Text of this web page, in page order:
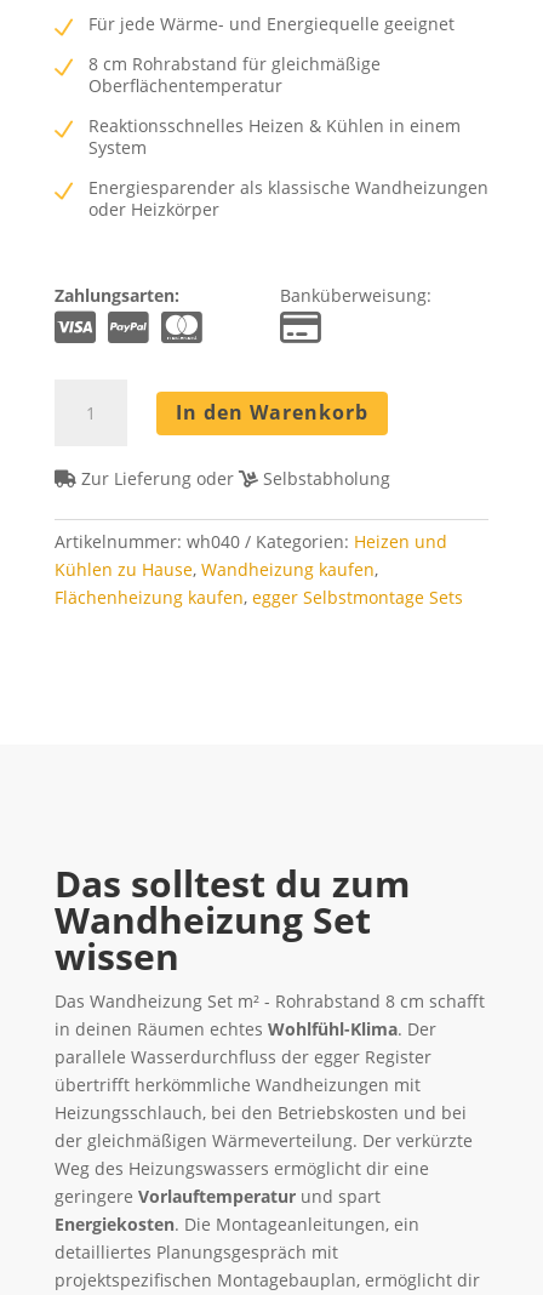
Für jede Wärme- und Energiequelle geeignet
8 cm Rohrabstand für gleichmäßige
Oberflächentemperatur
Reaktionsschnelles Heizen & Kühlen in einem
System
Energiesparender als klassische Wandheizungen
oder Heizkörper
Zahlungsarten: Banküberweisung:
Wandheizung
m²
Rohrabstand
8
cm
In den Warenkorb
Zur Lieferung oder Selbstabholung
Artikelnummer: wh040 Kategorien: Heizen und
Kühlen zu Hause, Wandheizung kaufen,
Flächenheizung kaufen, egger Selbstmontage Sets
Das solltest du zum
Wandheizung Set
wissen
Das Wandheizung Set m² - Rohrabstand 8 cm schafft
in deinen Räumen echtes Wohlfühl-Klima. Der
parallele Wasserdurchfluss der egger Register
übertrifft herkömmliche Wandheizungen mit
Heizungsschlauch, bei den Betriebskosten und bei
der gleichmäßigen Wärmeverteilung. Der verkürzte
Weg des Heizungswassers ermöglicht dir eine
geringere Vorlauftemperaturund spart
Energiekosten. Die Montageanleitungen, ein
detailliertes Planungsgespräch mit
projektspezifischen Montagebauplan, ermöglicht dir